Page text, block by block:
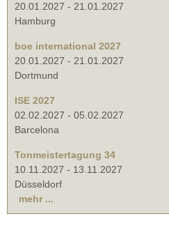
20.01.2027 - 21.01.2027
Hamburg
boe international 2027
20.01.2027 - 21.01.2027
Dortmund
ISE 2027
02.02.2027 - 05.02.2027
Barcelona
Tonmeistertagung 34
10.11.2027 - 13.11.2027
Düsseldorf
mehr ...